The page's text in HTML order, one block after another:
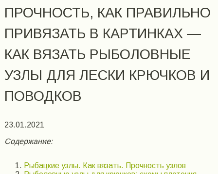
ПРОЧНОСТЬ, КАК ПРАВИЛЬНО
ПРИВЯЗАТЬ В КАРТИНКАХ —
КАК ВЯЗАТЬ РЫБОЛОВНЫЕ
УЗЛЫ ДЛЯ ЛЕСКИ КРЮЧКОВ И
ПОВОДКОВ
23.01.2021
Содержание:
Рыбацкие узлы. Как вязать. Прочность узлов